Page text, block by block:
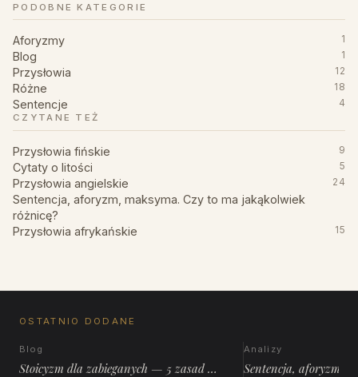
PODOBNE KATEGORIE
Aforyzmy 1
Blog 1
Przysłowia 12
Różne 18
Sentencje
4
CZYTANE TEŻ
Przysłowia fińskie 9
Cytaty o litości 5
Przysłowia angielskie 24
Sentencja, aforyzm, maksyma. Czy to ma jakąkolwiek
różnicę?
Przysłowia afrykańskie
15
OSTATNIO DODANE
Blog
Stoicyzm dla zabieganych — 5 zasad …
Analizy
Sentencja, aforyzm,